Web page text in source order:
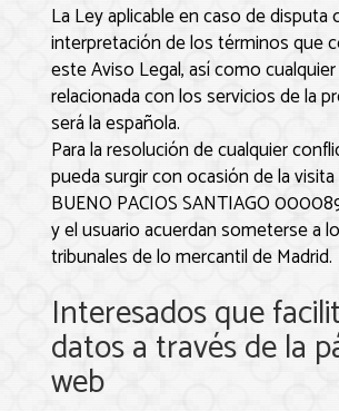
La Ley aplicable en caso de
interpretación de los términos que
este Aviso Legal, así como
relacionada con los servicios de la
será la española.
Para la resolución de cualquier
pueda surgir con ocasión de la visita
BUENO PACIOS SANTIAGO
y el usuario acuerdan someterse a
tribunales de lo mercantil deMadrid.
Interesados que
datos a través de la
web